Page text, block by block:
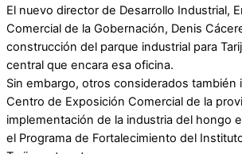
El nuevo director de Desarrollo Industrial,
Comercial de la Gobernación, Denis
construcción del parque industrial para
central que encara esa oficina.
Sin embargo, otros considerados también
Centro de Exposición Comercial de la
implementación de la industria del hongo
el Programa de Fortalecimiento del